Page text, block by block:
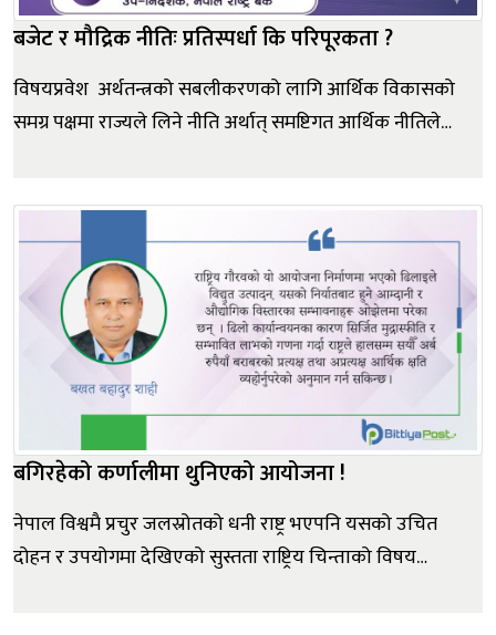
बजेट र मौद्रिक नीतिः प्रतिस्पर्धा कि परिपूरकता ?
विषयप्रवेश अर्थतन्त्रको सबलीकरणको लागि आर्थिक विकासको
समग्र पक्षमा राज्यले लिने नीति अर्थात् समष्टिगत आर्थिक नीतिले
नीतिहरूको तर्जुमा, कार्यान्वयन, अनुगमन तथा व्यवस्थापन भ...
बगिरहेको कर्णालीमा थुनिएको आयोजना !
नेपाल विश्वमै प्रचुर जलस्रोतको धनी राष्ट्र भएपनि यसको उचित
दोहन र उपयोगमा देखिएको सुस्तता राष्ट्रिय चिन्ताको विषय